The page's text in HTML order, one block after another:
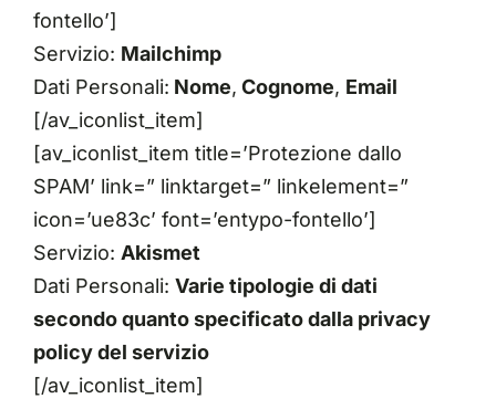
fontello’]
Servizio: Mailchimp
Dati Personali: Nome, Cognome, Email
[/av_iconlist_item]
[av_iconlist_item title=’Protezione dallo
SPAM’ link=” linktarget=” linkelement=”
icon=’ue83c’ font=’entypo-fontello’]
Servizio: Akismet
Dati Personali: Varie tipologie di dati
secondo quanto specificato dalla privacy
policy del servizio
[/av_iconlist_item]